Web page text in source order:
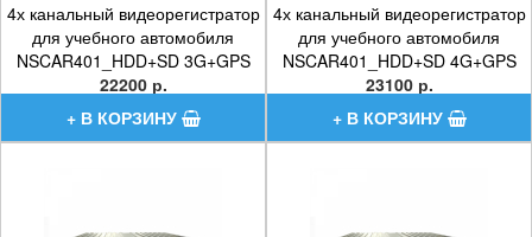
4х канальный видеорегистратор
для учебного автомобиля
NSCAR401_HDD+SD 3G+GPS
22200 р.
4х канальный видеорегистратор
для учебного автомобиля
NSCAR401_HDD+SD 4G+GPS
23100 р.